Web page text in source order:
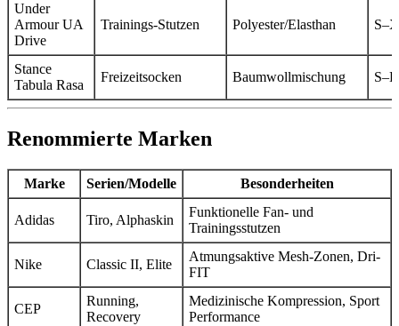
Under
Armour UA
Drive
Trainings-Stutzen Polyester/Elasthan
Stance
Tabula Rasa
Freizeitsocken Baumwollmischung S–L
Renommierte Marken
Marke Serien/Modelle Besonderheiten
Adidas Tiro, Alphaskin
Funktionelle Fan- und
Trainingsstutzen
Nike Classic II, Elite
Atmungsaktive Mesh-Zonen, Dri-
FIT
CEP
Running,
Recovery
Medizinische Kompression, Sport
Performance